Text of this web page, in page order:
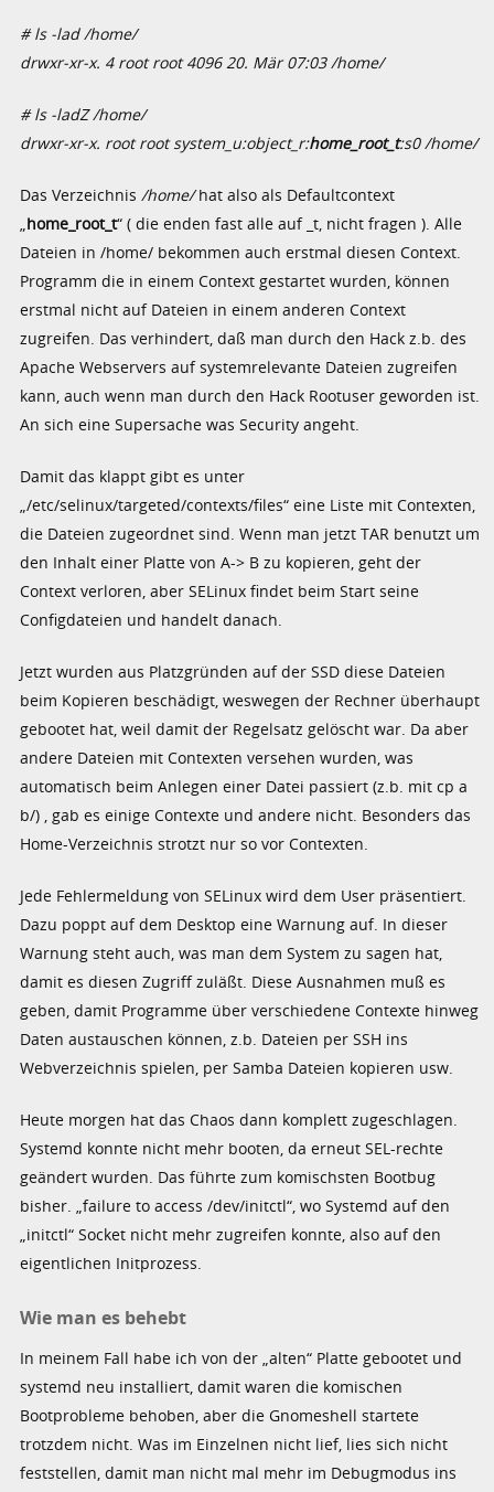
# ls -lad /home/
drwxr-xr-x. 4 root root 4096 20. Mär 07:03 /home/
# ls -ladZ /home/
drwxr-xr-x. root root system_u:object_r:home_root_t:s0 /home/
Das Verzeichnis /home/hat also als Defaultcontext
home_root_t“ ( die enden fast alle auf _t, nicht fragen ). Alle
Dateien in /home/ bekommen auch erstmal diesen Context.
Programm die in einem Context gestartet wurden, können
erstmal nicht auf Dateien in einem anderen Context
zugreifen. Das verhindert, daß man durch den Hack z.b. des
Apache Webservers auf systemrelevante Dateien zugreifen
kann, auch wenn man durch den Hack Rootuser geworden ist.
An sich eine Supersache was Security angeht.
Damit das klappt gibt es unter
„/etc/selinux/targeted/contexts/files“ eine Liste mit Contexten,
die Dateien zugeordnet sind. Wenn man jetzt TAR benutzt um
den Inhalt einer Platte von A-> B zu kopieren, geht der
Context verloren, aber SELinux findet beim Start seine
Configdateien und handelt danach.
Jetzt wurden aus Platzgründen auf der SSD diese Dateien
beim Kopieren beschädigt, weswegen der Rechner überhaupt
gebootet hat, weil damit der Regelsatz gelöscht war. Da aber
andere Dateien mit Contexten versehen wurden, was
automatisch beim Anlegen einer Datei passiert (z.b. mit cp a
b/) , gab es einige Contexte und andere nicht. Besonders das
Home-Verzeichnis strotzt nur so vor Contexten.
Jede Fehlermeldung von SELinux wird dem User präsentiert.
Dazu poppt auf dem Desktop eine Warnung auf. In dieser
Warnung steht auch, was man dem System zu sagen hat,
damit es diesen Zugriff zuläßt. Diese Ausnahmen muß es
geben, damit Programme über verschiedene Contexte hinweg
Daten austauschen können, z.b. Dateien per SSH ins
Webverzeichnis spielen, per Samba Dateien kopieren usw.
Heute morgen hat das Chaos dann komplett zugeschlagen.
Systemd konnte nicht mehr booten, da erneut SEL-rechte
geändert wurden. Das führte zum komischsten Bootbug
bisher. „failure to access /dev/initctl“, wo Systemd auf den
„initctl“ Socket nicht mehr zugreifen konnte, also auf den
eigentlichen Initprozess.
Wie man es behebt
In meinem Fall habe ich von der „alten“ Platte gebootet und
systemd neu installiert, damit waren die komischen
Bootprobleme behoben, aber die Gnomeshell startete
trotzdem nicht. Was im Einzelnen nicht lief, lies sich nicht
feststellen, damit man nicht mal mehr im Debugmodus ins